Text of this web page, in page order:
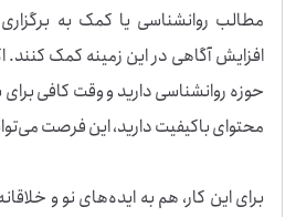
مطالب روانشناسی یا کمک به
افزایش آگاهی در این زمینه کمک کنند.
حوزه روانشناسی دارید و وقت کافی
برای این کار، هم به